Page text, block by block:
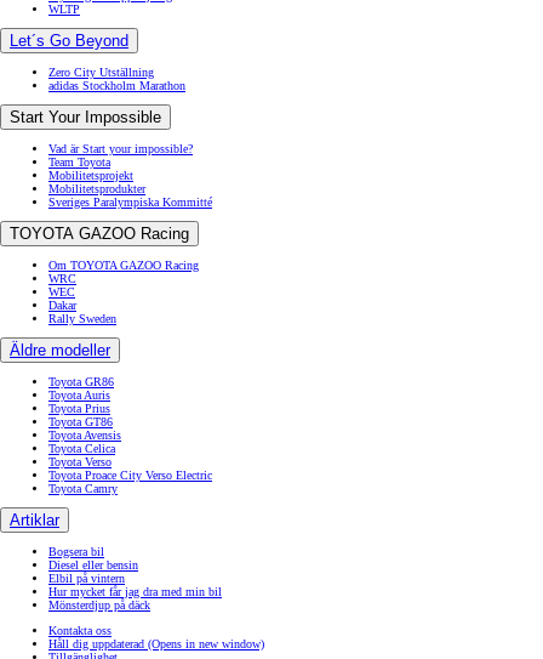
WLTP
Let´s Go Beyond
Zero City Utställning
adidas Stockholm Marathon
Start Your Impossible
Vad är Start your impossible?
Team Toyota
Mobilitetsprojekt
Mobilitetsprodukter
Sveriges Paralympiska Kommitté
TOYOTA GAZOO Racing
Om TOYOTA GAZOO Racing
WRC
WEC
Dakar
Rally Sweden
Äldre modeller
Toyota GR86
Toyota Auris
Toyota Prius
Toyota GT86
Toyota Avensis
Toyota Celica
Toyota Verso
Toyota Proace City Verso Electric
Toyota Camry
Artiklar
Bogsera bil
Diesel eller bensin
Elbil på vintern
Hur mycket får jag dra med min bil
Mönsterdjup på däck
Kontakta oss
Håll dig uppdaterad (Opens in new window)